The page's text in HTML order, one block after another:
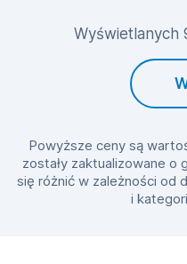
Wyświetlanych
Powyższe ceny są
zostały zaktualizowane o
się różnić w zależności od
i